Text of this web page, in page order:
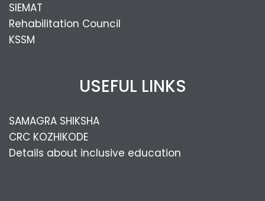
SIEMAT
Rehabilitation Council
KSSM
USEFUL LINKS
SAMAGRA SHIKSHA
CRC KOZHIKODE
Details about inclusive education